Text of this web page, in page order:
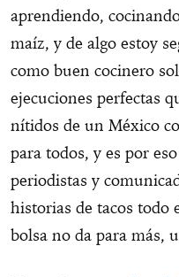
aprendiendo,
maíz, y de algo estoy
como buen cocinero
ejecuciones perfectas
nítidos de un México
para todos, y es por
periodistas y
historias de tacos todo
bolsa no da para más,